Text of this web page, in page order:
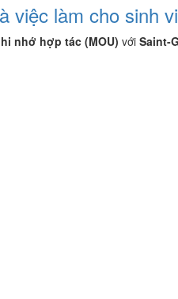
việc làm cho sinh
nhớ hợp tác (MOU) với Saint-